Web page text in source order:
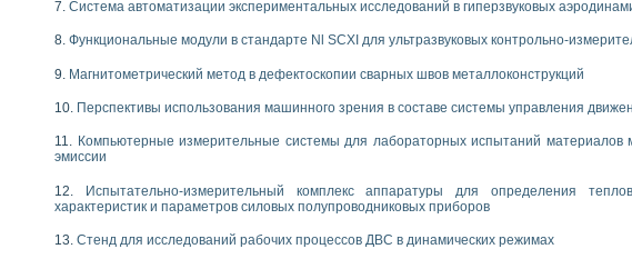
нелинейных резистивных цепей
WORKBENCH-MULTISIM для электротехнической подготовки инженеров-неэлектриков
«Цифровые вычислительные устройства и микропроцессоры приборных комплексов»
теории коммутации
течения в расширяющемся канале
интерфейсов обмена по протоколам RS232 и GPIB / имитатор оконечного устройства по
адиабатического расширения газов
Система автоматизации экспериментальных исследований в гиперзвуковых
Функциональные модули в стандарте Nl SCXI для ультразвуковых контрольно-
Магнитометрический метод в дефектоскопии сварных швов металлоконструкций
Перспективы использования машинного зрения в составе системы управления
Компьютерные измерительные системы для лабораторных испытаний материалов
эмиссии
Испытательно-измерительный комплекс аппаратуры для определения
характеристик и параметров силовых полупроводниковых приборов
Стенд для исследований рабочих процессов ДВС в динамических режимах